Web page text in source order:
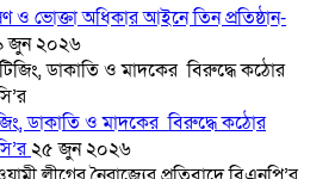
ও ভোক্তা অধিকার আইনে তিন প্রতিষ্ঠান-
জুন ২০২৬
ডাকাতি ও মাদকের বিরুদ্ধে কঠোর
২৫ জুন ২০২৬